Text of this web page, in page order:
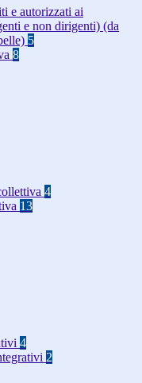
e autorizzati ai
e non dirigenti) (da
5
8
4
13
4
2